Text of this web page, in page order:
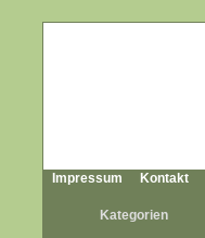
Impressum Kontakt
Kategorien